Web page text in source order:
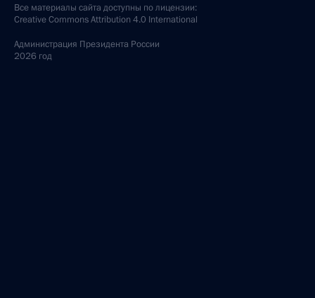
Все материалы сайта доступны по лицензии:
Creative Commons Attribution 4.0 International
Администрация Президента России
2026 год